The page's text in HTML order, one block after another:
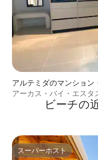
アルテミダのマンション
アーカス・バイ・エスタ
ビーチの
スーパーホスト
スーパーホスト